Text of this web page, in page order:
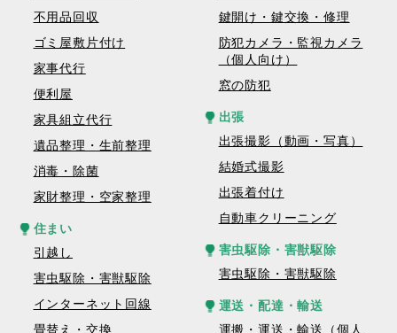
不用品回収
ゴミ屋敷片付け
家事代行
便利屋
家具組立代行
遺品整理・生前整理
消毒・除菌
家財整理・空家整理
住まい
引越し
害虫駆除・害獣駆除
インターネット回線
畳替え・交換
鍵開け・鍵交換・修理
防犯カメラ・監視カメラ
（個人向け）
窓の防犯
出張
出張撮影（動画・写真）
結婚式撮影
出張着付け
自動車クリーニング
害虫駆除・害獣駆除
害虫駆除・害獣駆除
運送・配達・輸送
運搬・運送・輸送（個人